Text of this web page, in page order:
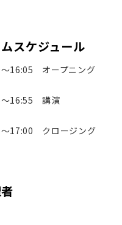
スケジュール
16:05 オープニング
～16:55 講演
17:00 クロージング